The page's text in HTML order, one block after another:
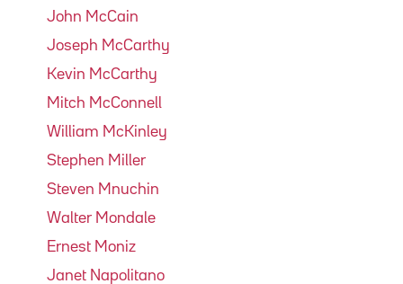
John McCain
Joseph McCarthy
Kevin McCarthy
Mitch McConnell
William McKinley
Stephen Miller
Steven Mnuchin
Walter Mondale
Ernest Moniz
Janet Napolitano